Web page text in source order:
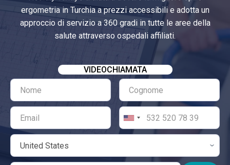
t
ergometria in Turchia a prezzi accessibili e adotta un
approccio di servizio a 360 gradi in tutte le aree della
salute attraverso ospedali affiliati.
VIDEOCHIAMATA